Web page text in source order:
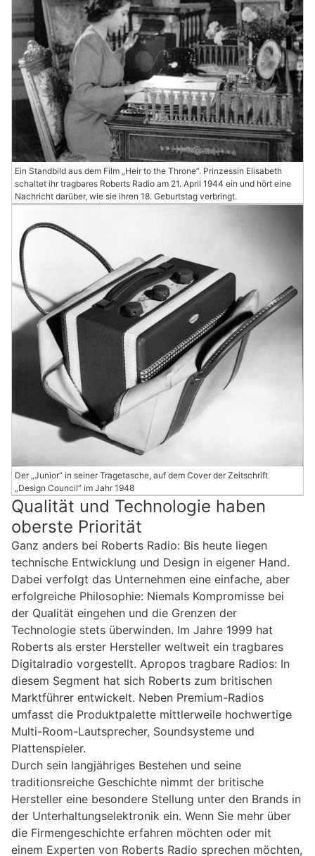
Ein Standbild aus dem Film „Heir to the Throne“. Prinzessin Elisabeth
schaltet ihr tragbares Roberts Radio am 21. April 1944 ein und hört eine
Nachricht darüber, wie sie ihren 18. Geburtstag verbringt.
Der „Junior“ in seiner Tragetasche, auf dem Cover der Zeitschrift
„Design Council“ im Jahr 1948
Qualität und Technologie haben
oberste Priorität
Ganz anders bei Roberts Radio: Bis heute liegen
technische Entwicklung und Design in eigener Hand.
Dabei verfolgt das Unternehmen eine einfache, aber
erfolgreiche Philosophie: Niemals Kompromisse bei
der Qualität eingehen und die Grenzen der
Technologie stets überwinden. Im Jahre 1999 hat
Roberts als erster Hersteller weltweit ein tragbares
Digitalradio vorgestellt. Apropos tragbare Radios: In
diesem Segment hat sich Roberts zum britischen
Marktführer entwickelt. Neben Premium-Radios
umfasst die Produktpalette mittlerweile hochwertige
Multi-Room-Lautsprecher, Soundsysteme und
Plattenspieler.
Durch sein langjähriges Bestehen und seine
traditionsreiche Geschichte nimmt der britische
Hersteller eine besondere Stellung unter den Brands in
der Unterhaltungselektronik ein. Wenn Sie mehr über
die Firmengeschichte erfahren möchten oder mit
einem Experten von Roberts Radio sprechen möchten,